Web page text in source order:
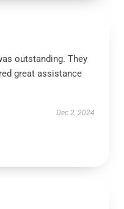
outstanding. They
great assistance
Dec 2, 2024